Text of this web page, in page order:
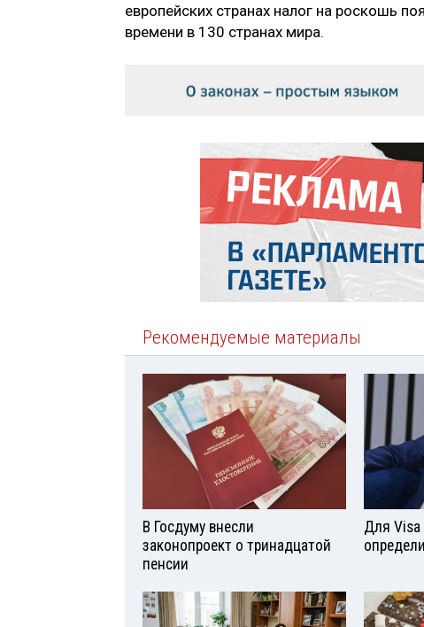
европейских странах налог на роскошь
времени в 130 странах мира.
Рекомендуемые материалы
В Госдуму внесли
законопроект о тринадцатой
пенсии
Для Visа